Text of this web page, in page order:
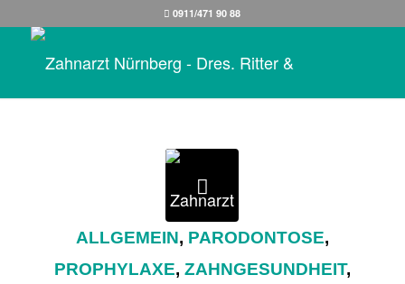
0911/471 90 88
ALLGEMEIN, PARODONTOSE,
PROPHYLAXE, ZAHNGESUNDHEIT,